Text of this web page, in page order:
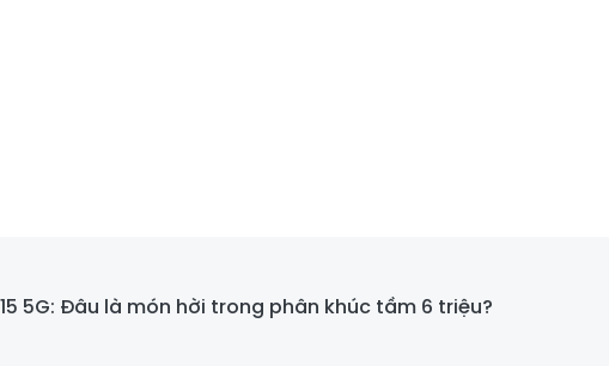
5G: Đâu là món hời trong phân khúc tầm 6 triệu?